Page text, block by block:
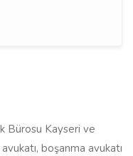
Bürosu Kayseri ve
boşanma avukatı